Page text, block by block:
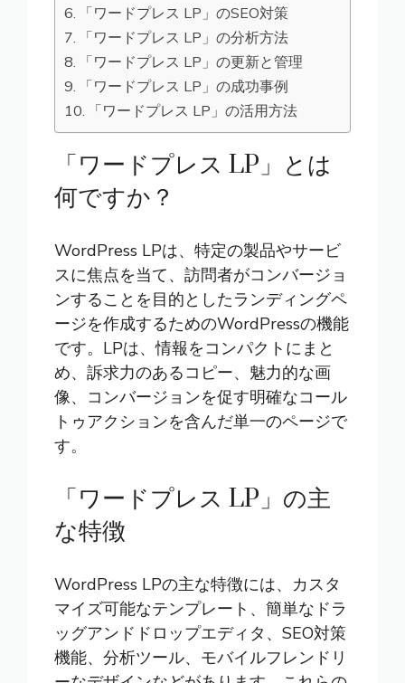
「ワードプレス LP」のSEO対策
「ワードプレス LP」の分析方法
「ワードプレス LP」の更新と管理
「ワードプレス LP」の成功事例
「ワードプレス LP」の活用方法
「ワードプレス LP」とは
何ですか？
WordPress LPは、特定の製品やサービ
スに焦点を当て、訪問者がコンバージョ
ンすることを目的としたランディングペ
ージを作成するためのWordPressの機能
です。LPは、情報をコンパクトにまと
め、訴求力のあるコピー、魅力的な画
像、コンバージョンを促す明確なコール
トゥアクションを含んだ単一のページで
す。
「ワードプレス LP」の主
な特徴
WordPress LPの主な特徴には、カスタ
マイズ可能なテンプレート、簡単なドラ
ッグアンドドロップエディタ、SEO対策
機能、分析ツール、モバイルフレンドリ